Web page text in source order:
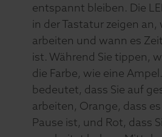
entspannt bleiben. Die
in der Tastatur zeigen an,
arbeiten und wann es
ist. Während Sie tippen,
die Farbe, wie eine
bedeutet, dass Sie auf
arbeiten, Orange, dass
Pause ist, und Rot, dass